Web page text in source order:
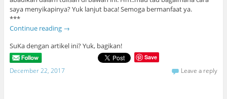
saya menyikapinya? Yuk lanjut baca! Semoga bermanfaat ya.
***
Continue reading →
SuKa dengan artikel ini? Yuk, bagikan!
Save
December 22, 2017 Leave a reply